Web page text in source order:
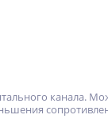
канала.